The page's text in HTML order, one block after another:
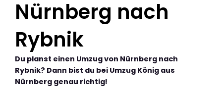
Nürnberg nach
Rybnik
Du planst einen Umzug von Nürnberg nach
Rybnik? Dann bist du bei Umzug König aus
Nürnberg genau richtig!